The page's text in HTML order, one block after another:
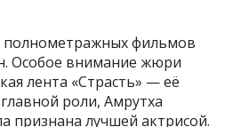
полнометражных фильмов
Особое внимание жюри
лента «Страсть» — её
роли, Амрутха
признана лучшей актрисой.